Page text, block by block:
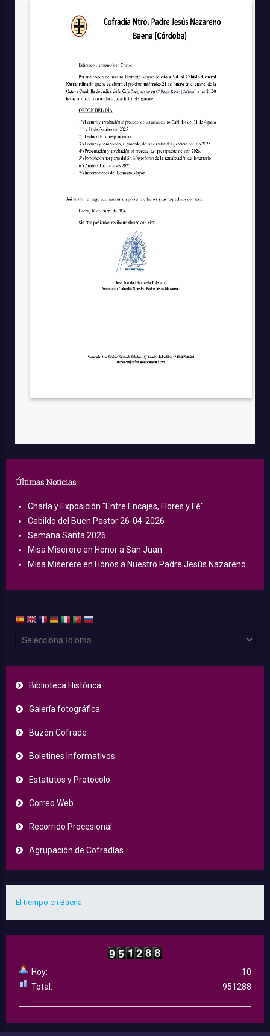
Últimas Noticias
Charla y Exposición "Entre Encajes, Flores y Fé"
Cabildo del Buen Pastor 26-04-2026
Semana Santa 2026
Misa Miserere en Honor a San Juan
Misa Miserere en Honos a Nuestro Padre Jesús Nazareno
Biblioteca Histórica
Galería fotográfica
Buzón Cofrade
Boletines Informativos
Estatutos y Protocolo
Correo Web
Recorrido Procesional
Agrupación de Cofradías
El tiempo en Baena
Hoy:
Total:
10
951288